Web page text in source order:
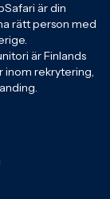
är din
rätt person med
är Finlands
rekrytering,